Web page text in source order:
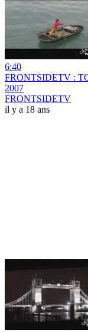
6:40
FRONTSIDETV :
2007
FRONTSIDETV
il y a 18 ans